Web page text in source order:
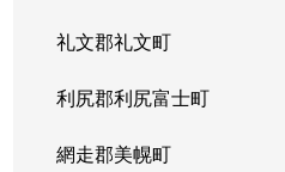
礼文郡礼文町
利尻郡利尻富士町
網走郡美幌町